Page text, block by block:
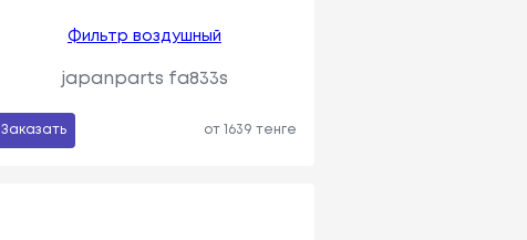
Фильтр воздушный
japanparts fa833s
Заказать от 1639 тенге